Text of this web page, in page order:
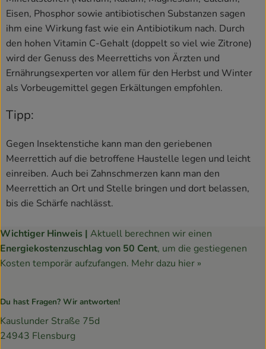
Eisen, Phosphor sowie antibiotischen Substanzen sagen
ihm eine Wirkung fast wie ein Antibiotikum nach. Durch
den hohen Vitamin C-Gehalt (doppelt so viel wie Zitrone)
wird der Genuss des Meerrettichs von Ärzten und
Ernährungsexperten vor allem für den Herbst und Winter
als Vorbeugemittel gegen Erkältungen empfohlen.
Tipp:
Gegen Insektenstiche kann man den geriebenen
Meerrettich auf die betroffene Haustelle legen und leicht
einreiben. Auch bei Zahnschmerzen kann man den
Meerrettich an Ort und Stelle bringen und dort belassen,
bis die Schärfe nachlässt.
Wichtiger Hinweis | Aktuell berechnen wir einen
Energiekostenzuschlag von 50 Cent, um die gestiegenen
Kosten temporär aufzufangen. Mehr dazu hier »
Du hast Fragen? Wir antworten!
Kauslunder Straße 75d
24943 Flensburg